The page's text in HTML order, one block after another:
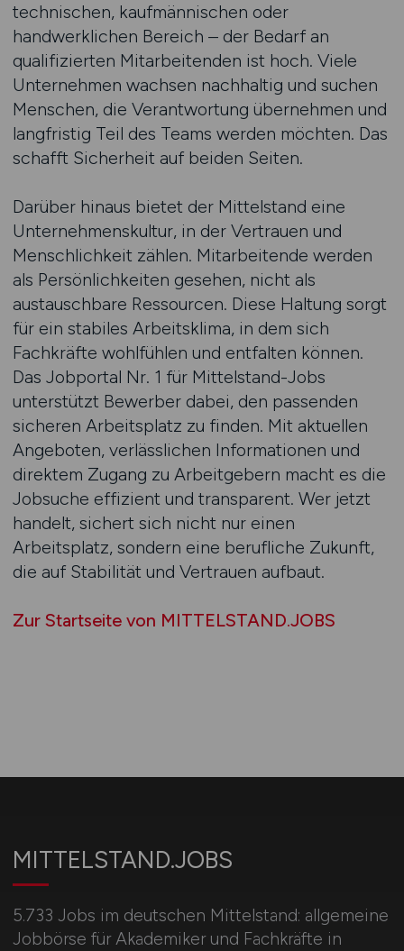
technischen, kaufmännischen oder
handwerklichen Bereich – der Bedarf an
qualifizierten Mitarbeitenden ist hoch. Viele
Unternehmen wachsen nachhaltig und suchen
Menschen, die Verantwortung übernehmen und
langfristig Teil des Teams werden möchten. Das
schafft Sicherheit auf beiden Seiten.
Darüber hinaus bietet der Mittelstand eine
Unternehmenskultur, in der Vertrauen und
Menschlichkeit zählen. Mitarbeitende werden
als Persönlichkeiten gesehen, nicht als
austauschbare Ressourcen. Diese Haltung sorgt
für ein stabiles Arbeitsklima, in dem sich
Fachkräfte wohlfühlen und entfalten können.
Das Jobportal Nr. 1 für Mittelstand-Jobs
unterstützt Bewerber dabei, den passenden
sicheren Arbeitsplatz zu finden. Mit aktuellen
Angeboten, verlässlichen Informationen und
direktem Zugang zu Arbeitgebern macht es die
Jobsuche effizient und transparent. Wer jetzt
handelt, sichert sich nicht nur einen
Arbeitsplatz, sondern eine berufliche Zukunft,
die auf Stabilität und Vertrauen aufbaut.
Zur Startseite von MITTELSTAND.JOBS
MITTELSTAND.JOBS
5.733 Jobs im deutschen Mittelstand: allgemeine
Jobbörse für Akademiker und Fachkräfte in